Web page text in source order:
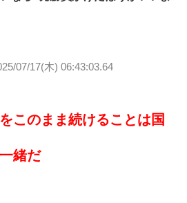
07/17(木) 06:43:03.64
このまま続けることは国
緒だ